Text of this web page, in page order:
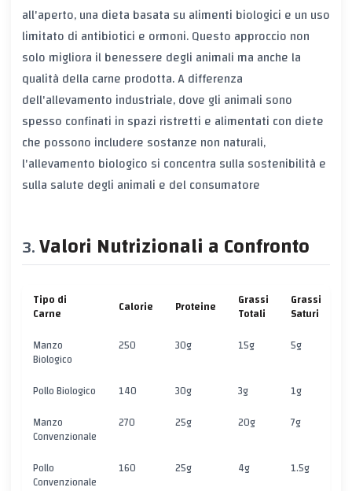
all'aperto, una dieta basata su alimenti biologici e un uso
limitato di antibiotici e ormoni. Questo approccio non
solo migliora il benessere degli animali ma anche la
qualità della carne prodotta. A differenza
dell'allevamento industriale, dove gli animali sono
spesso confinati in spazi ristretti e alimentati con diete
che possono includere sostanze non naturali,
l'allevamento biologico si concentra sulla sostenibilità e
sulla salute degli animali e del consumatore
Valori Nutrizionali a Confronto
Tipo di
Carne Calorie Proteine Grassi
Totali
Grassi
Saturi
Manzo
Biologico
250 30g 15g 5g
Pollo Biologico 140 30g 3g 1g
Manzo
Convenzionale
270 25g 20g 7g
Pollo
Convenzionale
160 25g 4g 1.5g